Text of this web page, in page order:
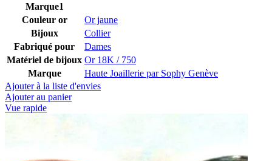
Marque1
Couleur or
Or jaune
Bijoux
Collier
Fabriqué pour
Dames
Matériel de bijoux Or 18K / 750
Marque
Haute Joaillerie par Sophy Genève
Ajouter à la liste d'envies
Ajouter au panier
Vue rapide